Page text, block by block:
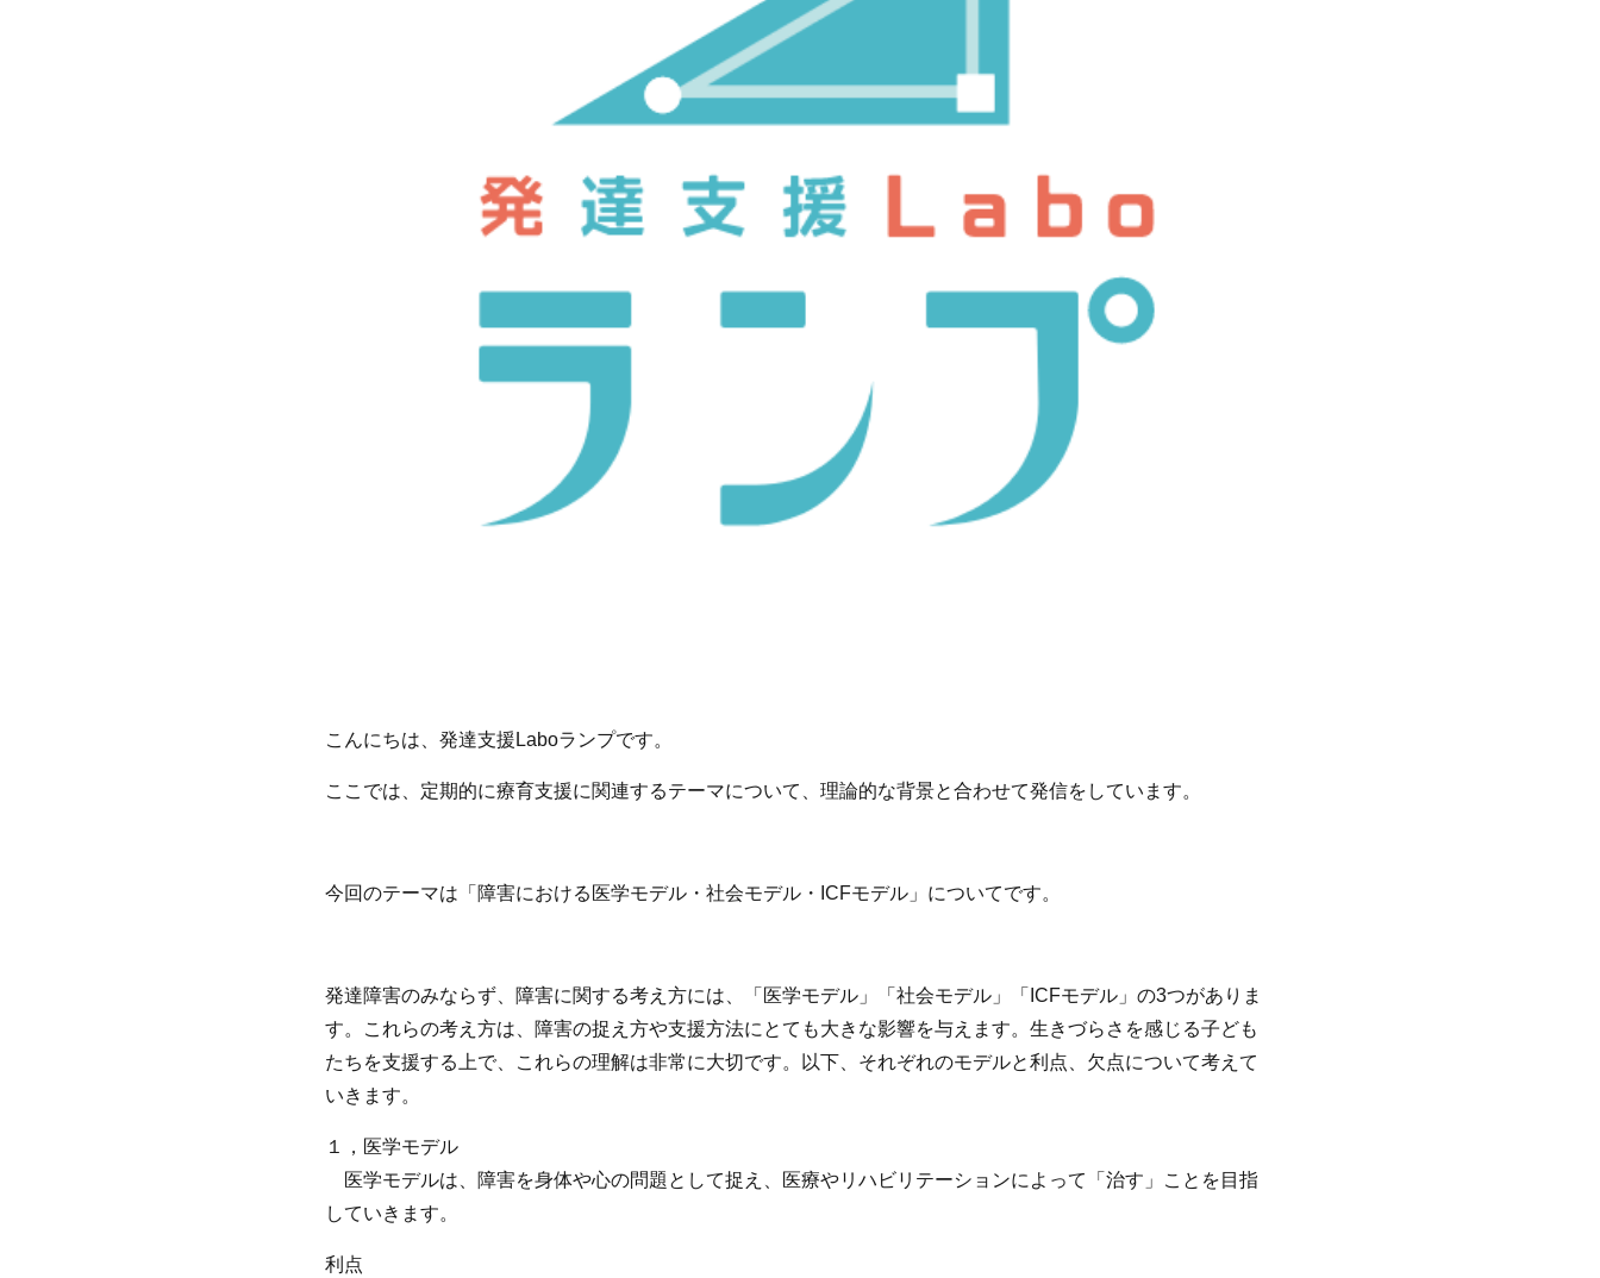
こんにちは、発達支援Laboランプです。
ここでは、定期的に療育支援に関連するテーマについて、理論的な背景と合わせて発信をしています。
今回のテーマは「障害における医学モデル・社会モデル・ICFモデル」についてです。
発達障害のみならず、障害に関する考え方には、「医学モデル」「社会モデル」「ICFモデル」の3つがありま
す。これらの考え方は、障害の捉え方や支援方法にとても大きな影響を与えます。生きづらさを感じる子ども
たちを支援する上で、これらの理解は非常に大切です。以下、それぞれのモデルと利点、欠点について考えて
いきます。
１，医学モデル
医学モデルは、障害を身体や心の問題として捉え、医療やリハビリテーションによって「治す」ことを目指
していきます。
利点